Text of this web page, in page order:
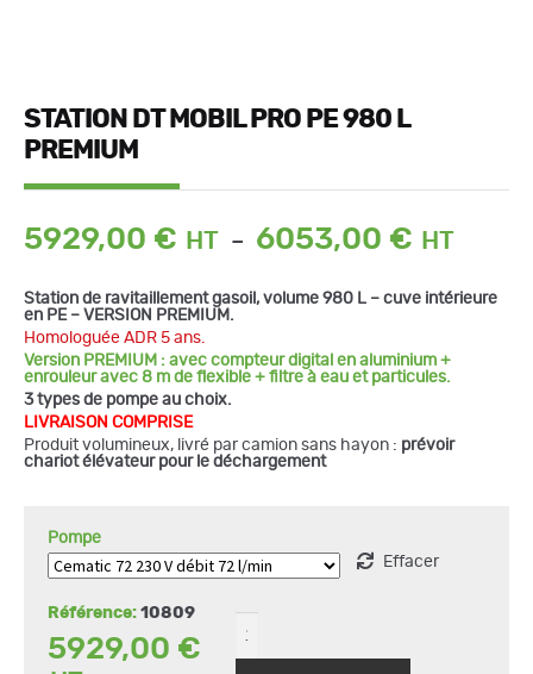
STATION DT MOBIL PRO PE 980 L
PREMIUM
5929,00 € – 6053,00 €
Plage
Station de ravitaillement gasoil, volume 980 L – cuve intérieure
en PE – VERSION PREMIUM.
Homologuée ADR 5 ans.
Version PREMIUM : avec compteur digital en aluminium +
enrouleur avec 8 m de flexible + filtre à eau et particules.
3 types de pompe au choix.
LIVRAISON COMPRISE
Produit volumineux, livré par camion sans hayon : prévoir
chariot élévateur pour le déchargement
Pompe
Effacer
Référence: 10809
5929,00 €
de
Station
DT
L
PREMIUM